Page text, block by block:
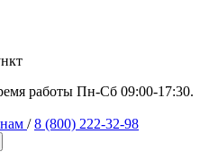
работы Пн-Сб 09:00-17:30.
/ 8 (800) 222-32-98